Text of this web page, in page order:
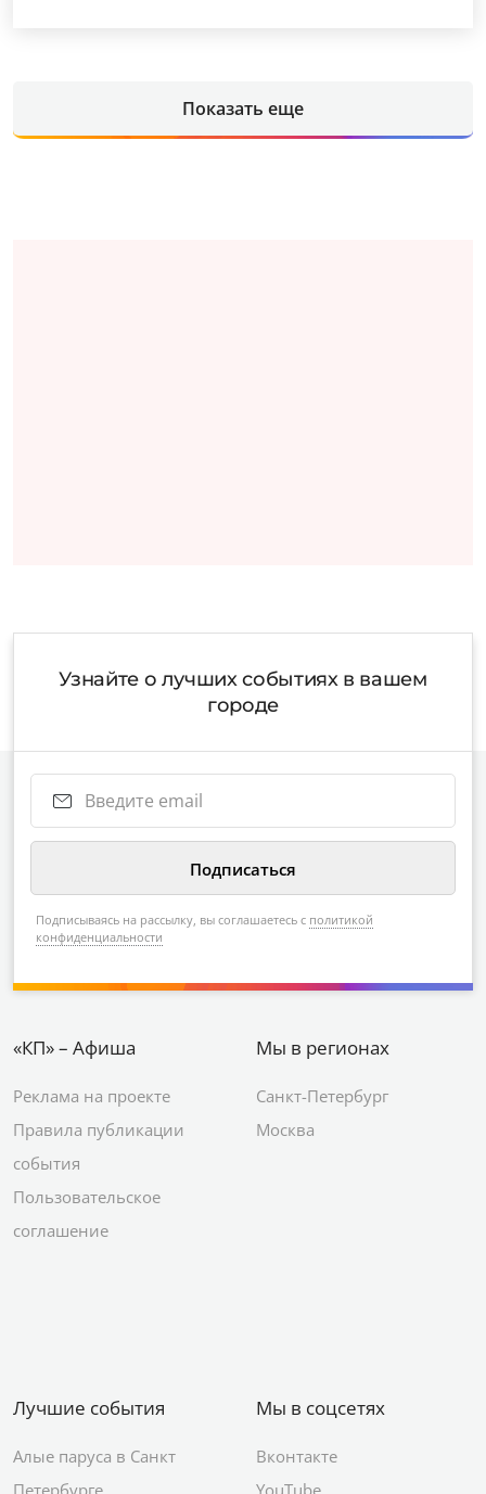
Показать еще
Узнайте о лучших событиях в вашем
городе
Подписываясь на рассылку, вы соглашаетесь с политикой
конфиденциальности
«КП» – Афиша
Реклама на проекте
Правила публикации
события
Пользовательское
соглашение
Мы в регионах
Санкт-Петербург
Москва
Лучшие события
Алые паруса в Санкт
Петербурге
Мы в соцсетях
Вконтакте
YouTube